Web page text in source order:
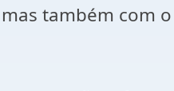
também com